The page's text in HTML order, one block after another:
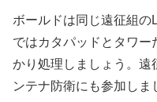
ボールドは同じ遠征組
ではカタパッドとタワー
かり処理しましょう。遠
ンテナ防衛にも参加しま